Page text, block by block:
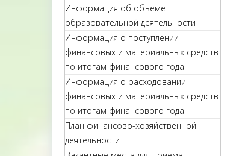
Информация об объеме
образовательной деятельности
Информация о поступлении
финансовых и материальных средств
по итогам финансового года
Информация о расходовании
финансовых и материальных средств
по итогам финансового года
План финансово-хозяйственной
деятельности